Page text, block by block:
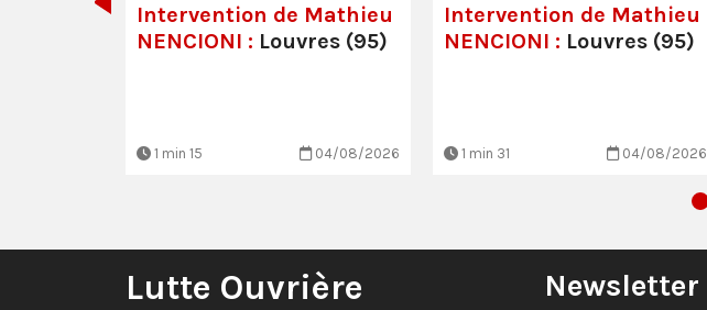
Intervention de Mathieu
NENCIONI : Louvres (95)
1 min 15 04/08/2026
Intervention de Mathieu
NENCIONI : Louvres (95)
1 min 31 04/08/2026
Lutte Ouvrière Newsletter